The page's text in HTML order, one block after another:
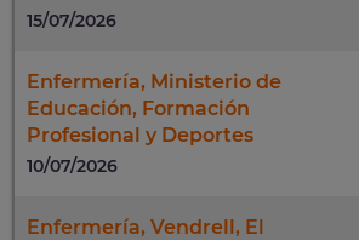
15/07/2026
Enfermería, Ministerio de
Educación, Formación
Profesional y Deportes
10/07/2026
Enfermería, Vendrell, El